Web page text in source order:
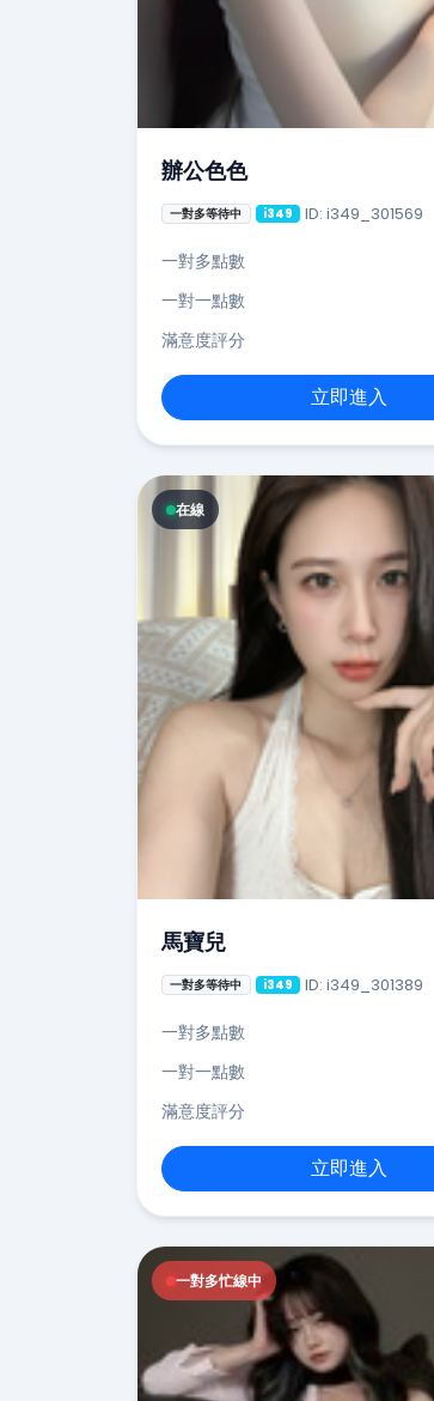
辦公色色
一對多等待中 i349 ID: i349_301569
一對多點數
一對一點數
滿意度評分
立即進入
在線
馬寶兒
一對多等待中 i349 ID: i349_301389
一對多點數
一對一點數
滿意度評分
立即進入
一對多忙線中